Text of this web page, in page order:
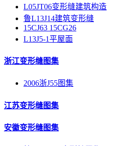
L05JT06变形缝建筑构造
鲁L13J14建筑变形缝
15CJ63 15CG26
L13J5-1平屋面
浙江变形缝图集
2006浙J55图集
江苏变形缝图集
安徽变形缝图集